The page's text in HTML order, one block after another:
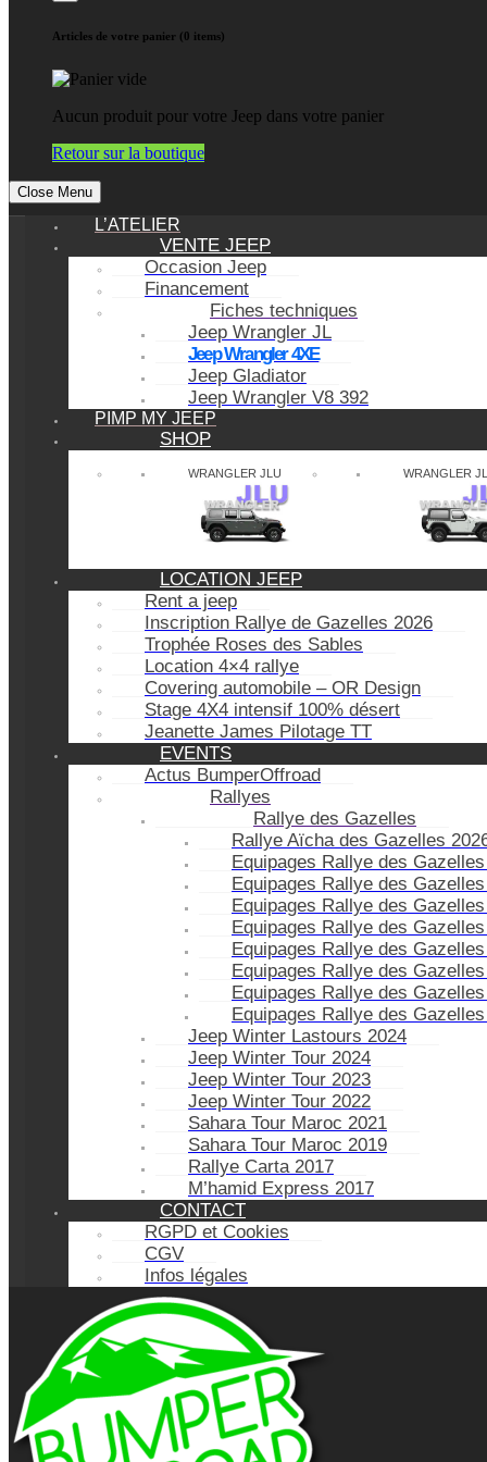
Articles de votre panier (0 items)
Aucun produit pour votre Jeep dans votre panier
Retour sur la boutique
Close Menu
L’ATELIER
VENTE JEEP
Occasion Jeep
Financement
Fiches techniques
Jeep Wrangler JL
Jeep Wrangler 4XE
Jeep Gladiator
Jeep Wrangler V8 392
PIMP MY JEEP
SHOP
WRANGLER JLU WRANGLER JL
LOCATION JEEP
Rent a jeep
Inscription Rallye de Gazelles 2026
Trophée Roses des Sables
Location 4×4 rallye
Covering automobile – OR Design
Stage 4X4 intensif 100% désert
Jeanette James Pilotage TT
EVENTS
Actus BumperOffroad
Rallyes
Rallye des Gazelles
Rallye Aïcha des Gazelles
Equipages Rallye des
Equipages Rallye des
Equipages Rallye des
Equipages Rallye des
Equipages Rallye des
Equipages Rallye des
Equipages Rallye des
Equipages Rallye des
Jeep Winter Lastours 2024
Jeep Winter Tour 2024
Jeep Winter Tour 2023
Jeep Winter Tour 2022
Sahara Tour Maroc 2021
Sahara Tour Maroc 2019
Rallye Carta 2017
M’hamid Express 2017
CONTACT
RGPD et Cookies
CGV
Infos légales